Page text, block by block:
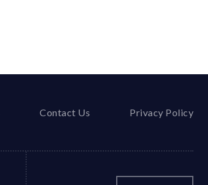
Contact Us Privacy Policy